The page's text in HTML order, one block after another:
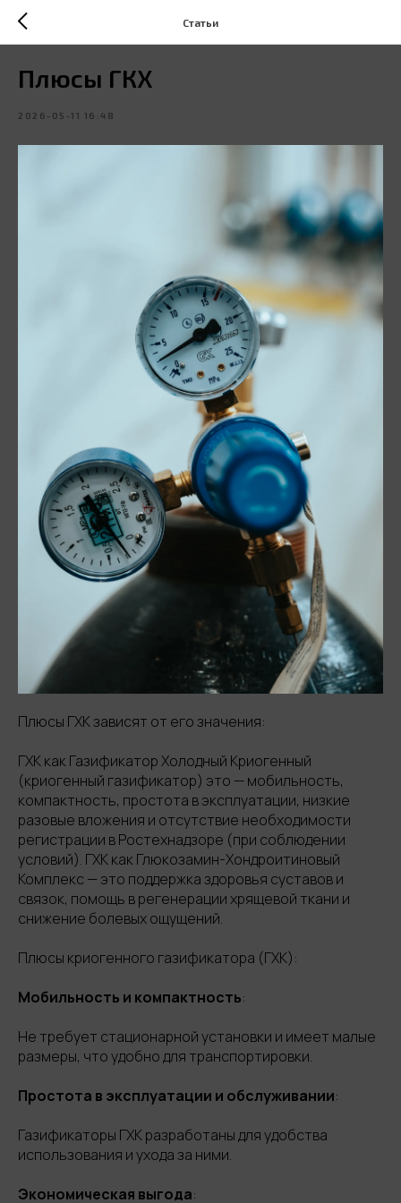
Статьи
Плюсы ГКХ
2026-05-11 16:48
Плюсы ГХК зависят от его значения:
ГХК как Газификатор Холодный Криогенный
(криогенный газификатор) это — мобильность,
компактность, простота в эксплуатации, низкие
разовые вложения и отсутствие необходимости
регистрации в Ростехнадзоре (при соблюдении
условий). ГХК как Глюкозамин-Хондроитиновый
Комплекс — это поддержка здоровья суставов и
связок, помощь в регенерации хрящевой ткани и
снижение болевых ощущений.
Плюсы криогенного газификатора (ГХК):
Мобильность и компактность:
Не требует стационарной установки и имеет малые
размеры, что удобно для транспортировки.
Простота в эксплуатации и обслуживании:
Газификаторы ГХК разработаны для удобства
использования и ухода за ними.
Экономическая выгода: